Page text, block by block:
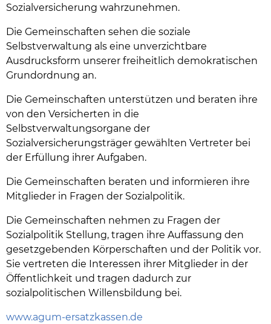
Sozialversicherung wahrzunehmen.
Die Gemeinschaften sehen die soziale
Selbstverwaltung als eine unverzichtbare
Ausdrucksform unserer freiheitlich demokratischen
Grundordnung an.
Die Gemeinschaften unterstützen und beraten ihre
von den Versicherten in die
Selbstverwaltungsorgane der
Sozialversicherungsträger gewählten Vertreter bei
der Erfüllung ihrer Aufgaben.
Die Gemeinschaften beraten und informieren ihre
Mitglieder in Fragen der Sozialpolitik.
Die Gemeinschaften nehmen zu Fragen der
Sozialpolitik Stellung, tragen ihre Auffassung den
gesetzgebenden Körperschaften und der Politik vor.
Sie vertreten die Interessen ihrer Mitglieder in der
Öffentlichkeit und tragen dadurch zur
sozialpolitischen Willensbildung bei.
www.agum-ersatzkassen.de